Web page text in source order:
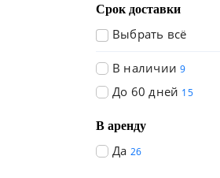
Срок доставки
Выбрать всё
В наличии 9
До 60 дней 15
В аренду
Да 26